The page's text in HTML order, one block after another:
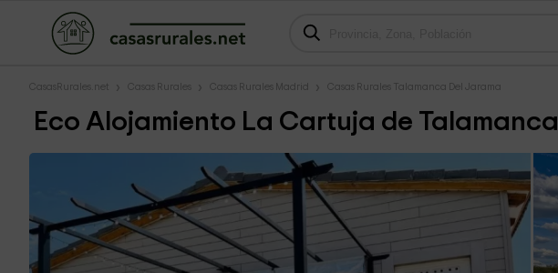
CasasRurales.net Casas Rurales Casas Rurales Madrid Casas Rurales Talamanca Del Jarama
Eco Alojamiento La Cartuja de Talamanca